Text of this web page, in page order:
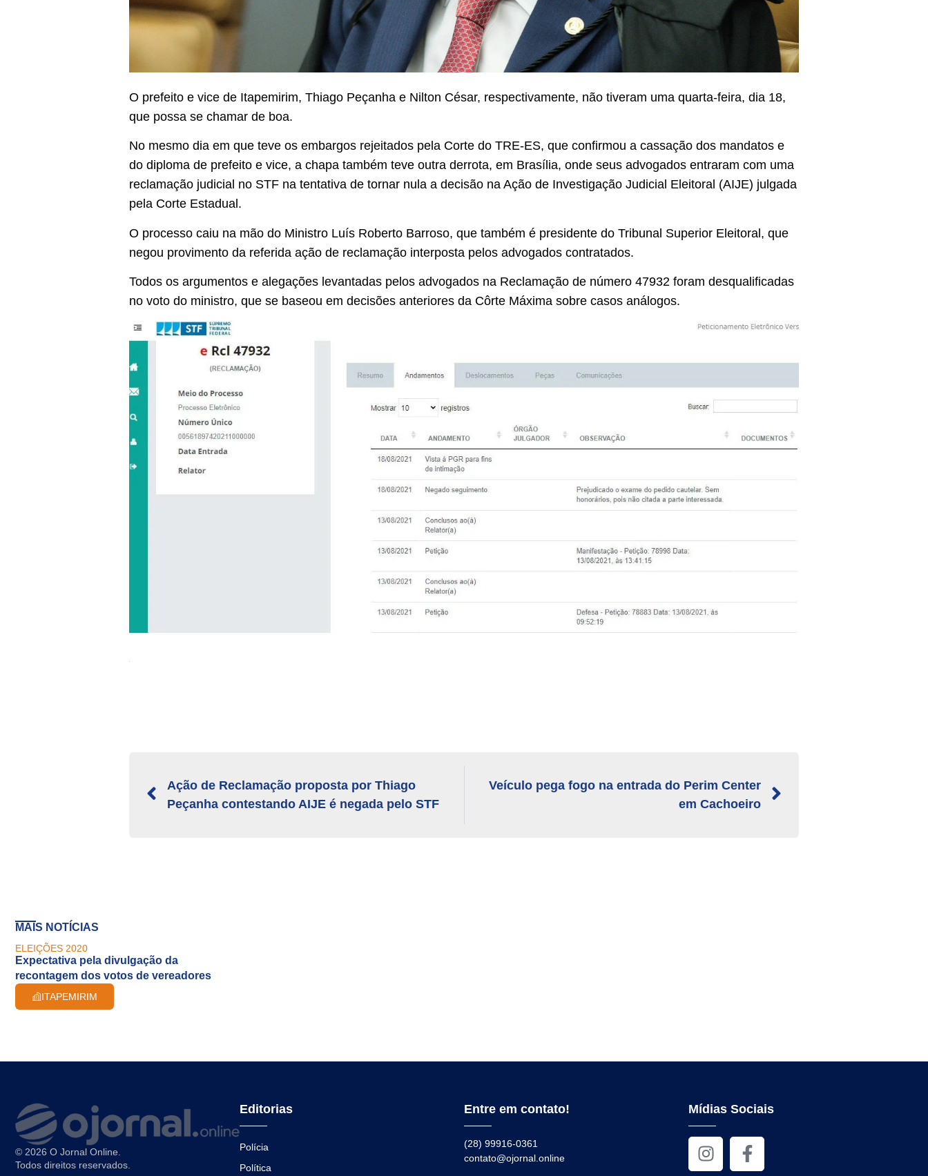
O prefeito e vice de Itapemirim, Thiago Peçanha e Nilton César, respectivamente, não tiveram uma quarta-feira, dia 18,
que possa se chamar de boa.
No mesmo dia em que teve os embargos rejeitados pela Corte do TRE-ES, que confirmou a cassação dos mandatos e
do diploma de prefeito e vice, a chapa também teve outra derrota, em Brasília, onde seus advogados entraram com uma
reclamação judicial no STF na tentativa de tornar nula a decisão na Ação de Investigação Judicial Eleitoral (AIJE) julgada
pela Corte Estadual.
O processo caiu na mão do Ministro Luís Roberto Barroso, que também é presidente do Tribunal Superior Eleitoral, que
negou provimento da referida ação de reclamação interposta pelos advogados contratados.
Todos os argumentos e alegações levantadas pelos advogados na Reclamação de número 47932 foram desqualificadas
no voto do ministro, que se baseou em decisões anteriores da Côrte Máxima sobre casos análogos.
Ação de Reclamação proposta por Thiago
Peçanha contestando AIJE é negada pelo STF
Veículo pega fogo na entrada do Perim Center
em Cachoeiro
MAIS NOTÍCIAS
ELEIÇÕES 2020
Expectativa pela divulgação da
recontagem dos votos de vereadores
ITAPEMIRIM
© 2026 O Jornal Online.
Todos direitos reservados.
Editorias
Polícia
Política
Entre em contato!
(28) 99916-0361
contato@ojornal.online
Mídias Sociais